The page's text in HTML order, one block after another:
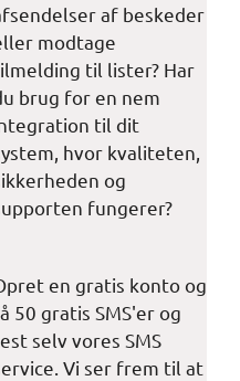
af beskeder
modtage
til lister? Har
brug for en nem
til dit
hvor kvaliteten,
og
fungerer?
en gratis konto og
50 gratis SMS'er og
selv vores SMS
Vi ser frem til at